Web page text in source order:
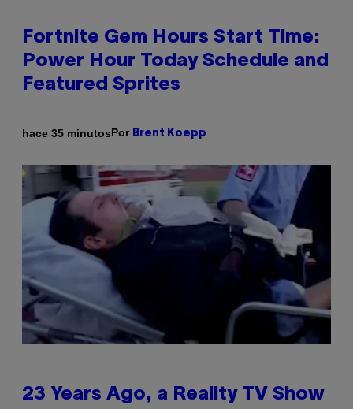
Fortnite Gem Hours Start Time:
Power Hour Today Schedule and
Featured Sprites
hace 35 minutosPor Brent Koepp
23 Years Ago, a Reality TV Show